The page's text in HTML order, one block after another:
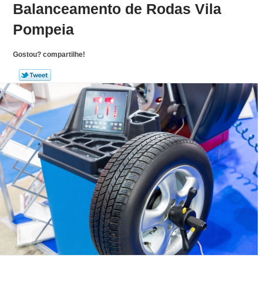
Balanceamento de Rodas Vila
Pompeia
Gostou? compartilhe!